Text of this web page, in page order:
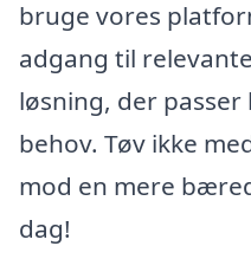
bruge vores
adgang til
løsning, der
behov. Tøv ikke
mod en mere
dag!